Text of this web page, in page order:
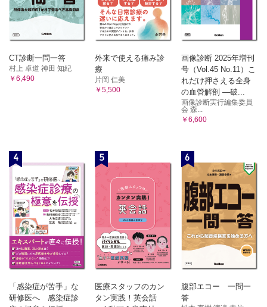
CT診断一問一答
村上 卓道 神田 知紀
￥6,490
外来で使える痛み診
療
片岡 仁美
￥5,500
画像診断 2025年増刊
号（Vol.45 No.11）こ
れだけ押さえる全身
の血管解剖 ―破...
画像診断実行編集委員
会 森...
￥6,600
4
「感染症が苦手」な
研修医へ 感染症診
5
医療スタッフのカン
タン実践！英会話
6
腹部エコー 一問一
答